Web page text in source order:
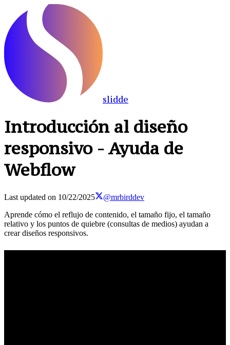
slidde
Introducción al diseño
responsivo - Ayuda de
Webflow
Last updated on 10/22/2025
@mrbirddev
Aprende cómo el reflujo de contenido, el tamaño fijo, el tamaño
relativo y los puntos de quiebre (consultas de medios) ayudan a
crear diseños responsivos.